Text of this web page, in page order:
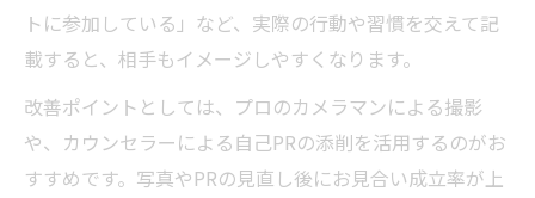
トに参加している」など、実際の行動や習慣を交えて記
載すると、相手もイメージしやすくなります。
改善ポイントとしては、プロのカメラマンによる撮影
や、カウンセラーによる自己PRの添削を活用するのがお
すすめです。写真やPRの見直し後にお見合い成立率が上